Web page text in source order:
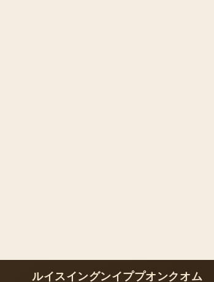
ルイスイングンイププオンクオム